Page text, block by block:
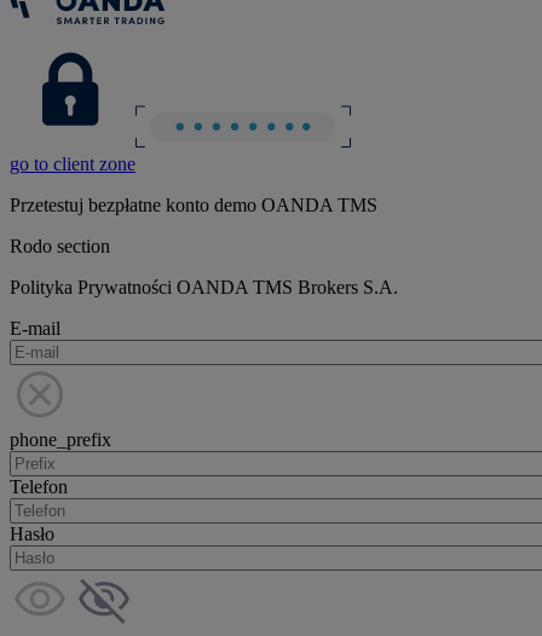
go to client zone
Przetestuj bezpłatne konto demo OANDA TMS
Rodo section
Polityka Prywatności OANDA TMS Brokers S.A.
E-mail
phone_prefix
Telefon
Hasło